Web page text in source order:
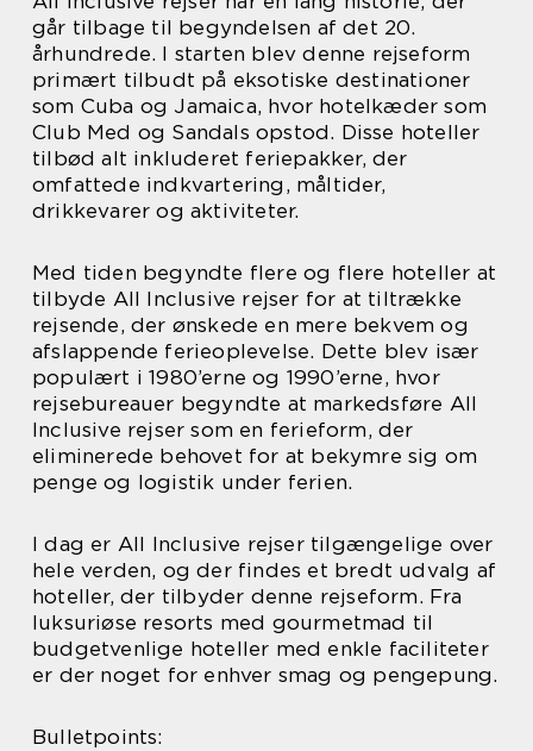
går tilbage til begyndelsen af det 20.
århundrede. I starten blev denne rejseform
primært tilbudt på eksotiske destinationer
som Cuba og Jamaica, hvor hotelkæder som
Club Med og Sandals opstod. Disse hoteller
tilbød alt inkluderet feriepakker, der
omfattede indkvartering, måltider,
drikkevarer og aktiviteter.
Med tiden begyndte flere og flere hoteller at
tilbyde All Inclusive rejser for at tiltrække
rejsende, der ønskede en mere bekvem og
afslappende ferieoplevelse. Dette blev især
populært i 1980’erne og 1990’erne, hvor
rejsebureauer begyndte at markedsføre All
Inclusive rejser som en ferieform, der
eliminerede behovet for at bekymre sig om
penge og logistik under ferien.
I dag er All Inclusive rejser tilgængelige over
hele verden, og der findes et bredt udvalg af
hoteller, der tilbyder denne rejseform. Fra
luksuriøse resorts med gourmetmad til
budgetvenlige hoteller med enkle faciliteter
er der noget for enhver smag og pengepung.
Bulletpoints: